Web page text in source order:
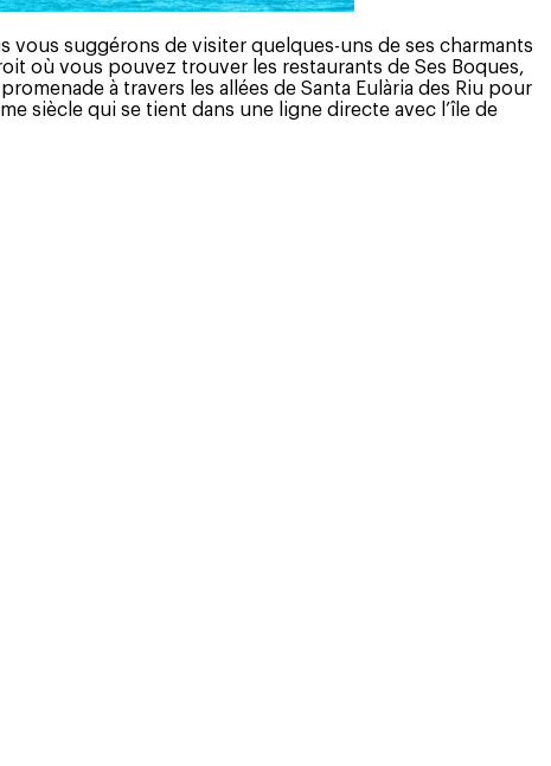
suggérons de visiter quelques-uns de ses charmants
où vous pouvez trouver les restaurants de Ses Boques,
à travers les allées de Santa Eulària des Riu pour
siècle qui se tient dans une ligne directe avec l’île de